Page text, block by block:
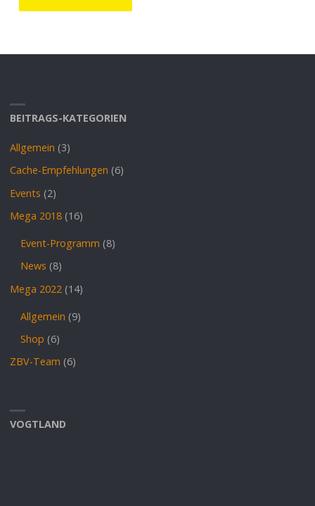
BEITRAGS-KATEGORIEN
Allgemein (3)
Cache-Empfehlungen (6)
Events (2)
Mega 2018 (16)
Event-Programm (8)
News (8)
Mega 2022 (14)
Allgemein (9)
Shop (6)
ZBV-Team (6)
VOGTLAND